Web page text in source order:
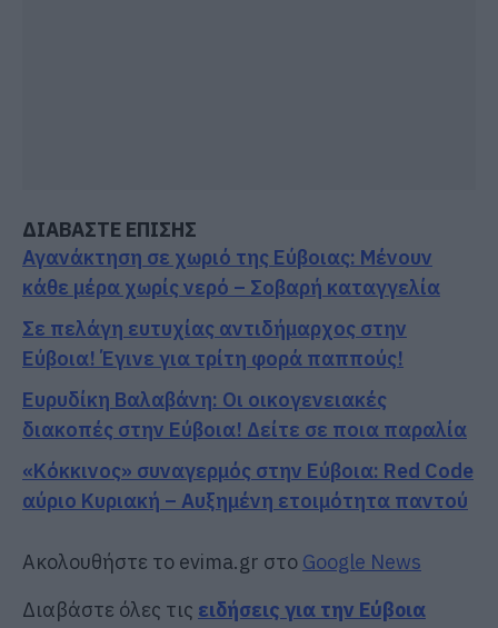
ΔΙΑΒΑΣΤΕ ΕΠΙΣΗΣ
Αγανάκτηση σε χωριό της Εύβοιας: Μένουν
κάθε μέρα χωρίς νερό – Σοβαρή καταγγελία
Σε πελάγη ευτυχίας αντιδήμαρχος στην
Εύβοια! Έγινε για τρίτη φορά παππούς!
Ευρυδίκη Βαλαβάνη: Οι οικογενειακές
διακοπές στην Εύβοια! Δείτε σε ποια παραλία
«Κόκκινος» συναγερμός στην Εύβοια: Red Code
αύριο Κυριακή – Αυξημένη ετοιμότητα παντού
Ακολουθήστε το evima.gr στο Google News
Διαβάστε όλες τις ειδήσεις για την Εύβοια